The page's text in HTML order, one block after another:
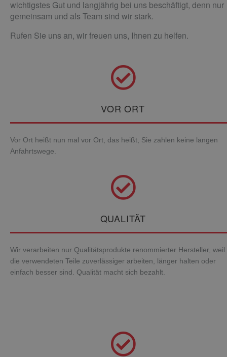
wichtigstes Gut und langjährig bei uns beschäftigt, denn nur
gemeinsam und als Team sind wir stark.
Rufen Sie uns an, wir freuen uns, Ihnen zu helfen.
VOR ORT
Vor Ort heißt nun mal vor Ort, das heißt, Sie zahlen keine langen
Anfahrtswege.
QUALITÄT
Wir verarbeiten nur Qualitätsprodukte renommierter Hersteller, weil
die verwendeten Teile zuverlässiger arbeiten, länger halten oder
einfach besser sind. Qualität macht sich bezahlt.